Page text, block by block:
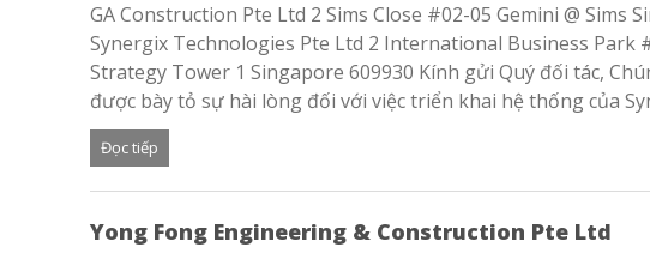
GA Construction Pte Ltd 2 Sims Close #02-05 Gemini @ Sims
Synergix Technologies Pte Ltd 2 International Business Park
Strategy Tower 1 Singapore 609930 Kính gửi Quý đối tác,
được bày tỏ sự hài lòng đối với việc triển khai hệ thống của
Đọc tiếp
Yong Fong Engineering & Construction Pte Ltd